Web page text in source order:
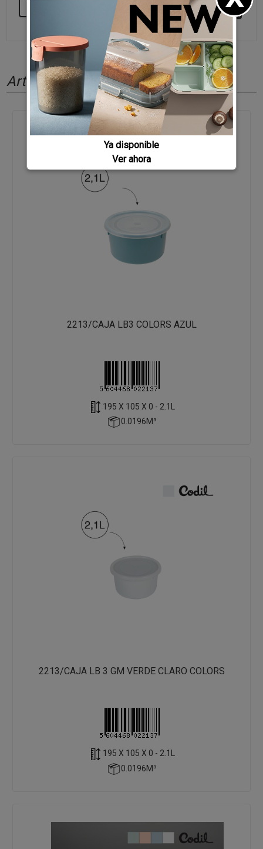
SEGUIR COMPRANDO
Artículos relacionados
2213/CAJA LB3 COLORS AZUL
195 X 105 X 0 - 2.1L
0.0196M³
2213/CAJA LB 3 GM VERDE CLARO COLORS
195 X 105 X 0 - 2.1L
0.0196M³
Ya disponible
Ver ahora